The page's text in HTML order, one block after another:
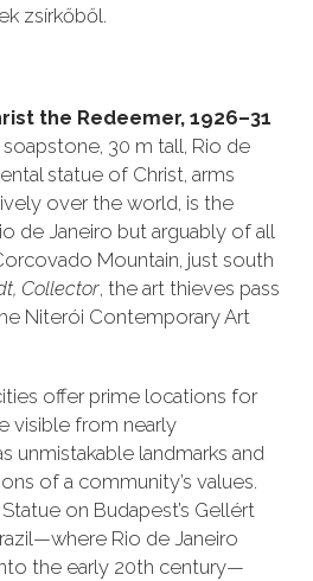
zsírkőből.
the Redeemer, 1926–31
30 m tall, Rio de
statue of Christ, arms
over the world, is the
de Janeiro but arguably of all
Mountain, just south
Collector, the art thieves pass
Niterói Contemporary Art
offer prime locations for
visible from nearly
unmistakable landmarks and
of a community’s values.
on Budapest’s Gellért
Rio de Janeiro
the early 20th century—